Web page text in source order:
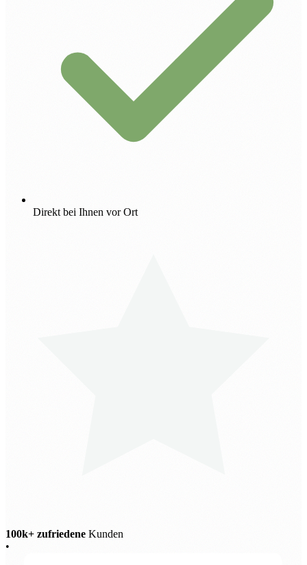
Direkt bei Ihnen vor Ort
100k+ zufriedene Kunden
•